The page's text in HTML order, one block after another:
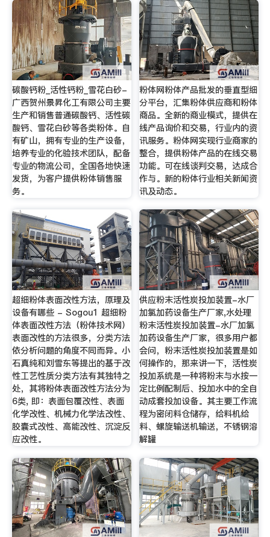
碳酸钙粉_活性钙粉_雪花白砂-
广西贺州景昇化工有限公司主要
生产和销售普通碳酸钙、活性碳
酸钙、雪花白砂等各类粉体。自
有矿山，拥有专业的生产设备，
培养专业的化验技术团队，配备
专业的物流公司，全国各地快速
发货，为客户提供粉体销售服
务。
粉体网粉体产品批发的垂直型细
分平台，汇集粉体供应商和粉体
商品。全新的商业模式，提供在
线产品询价和交易，行业内的资
讯服务。粉体网实现行业商家的
整合，提供粉体产品的在线交易
功能。可在线谈判交易，达成合
作与。新的粉体行业相关新闻资
讯及动态。
超细粉体表面改性方法，原理及
设备有哪些 - Sogou1 超细粉
体表面改性方法（粉体技术网）
表面改性的方法很多，分类方法
依分析问题的角度不同而异。小
石真纯和刘雪东等提出的基于改
性工艺性质分类方法有其独特之
处，其将粉体表面改性方法分为
6类, 即：表面包覆改性、表面
化学改性、机械力化学法改性、
胶囊式改性、高能改性、沉淀反
应改性。
供应粉末活性炭投加装置-水厂
加氯加药设备生产厂家,水处理
粉末活性炭投加装置-水厂加氯
加药设备生产厂家，很多用户都
会问，粉末活性炭投加装置是如
何操作的，那来讲一下，活性炭
投加系统是一种将粉末与水按一
定比例配制后、投加水中的全自
动成套投加设备。其主要工作流
程为密闭料仓储存，给料机给
料、螺旋输送机输送，不锈钢溶
解罐